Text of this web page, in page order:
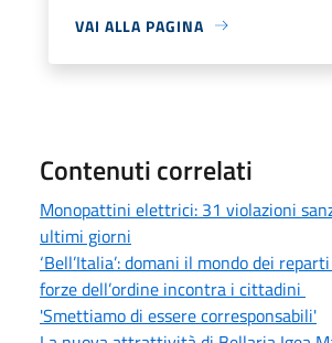
VAI ALLA PAGINA
Contenuti correlati
Monopattini elettrici: 31 violazioni
ultimi giorni
‘Bell’Italia’: domani il mondo dei
forze dell’ordine incontra i cittadini
'Smettiamo di essere corresponsabili'